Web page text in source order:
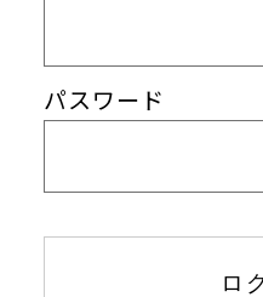
パスワード
ロ